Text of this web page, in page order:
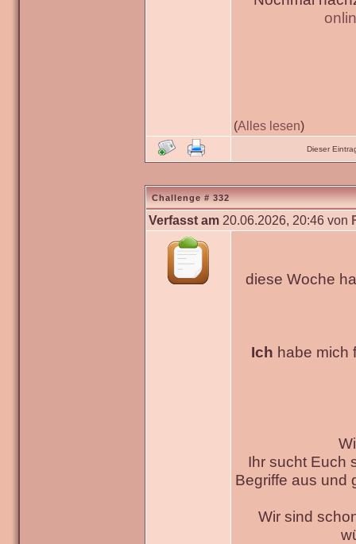
(Alles lesen)
Dieser
Challenge # 332
Verfasst am 20.06.2026, 20:46 von
diese Woche
Ich habe mich
Ihr sucht Euch
Begriffe aus und
Wir sind